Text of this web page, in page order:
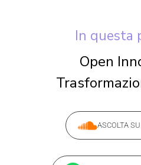
In questa
Open
ASCOLTA